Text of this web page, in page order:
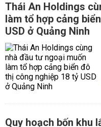
Thái An Holdings
làm tổ hợp cảng
USD ở Quảng Ninh
Quy hoạch bốn khu